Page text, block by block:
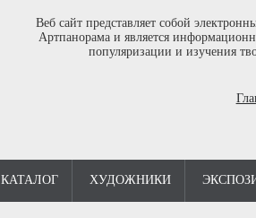
Веб сайт представляет собой
Артпанорама и является
популяризации и изучения
КАТАЛОГ ХУДОЖНИКИ